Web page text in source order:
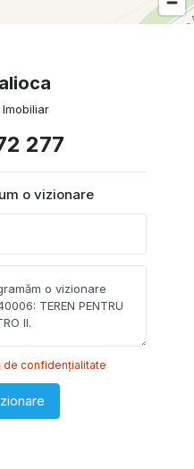
277
o vizionare
de confidențialitate